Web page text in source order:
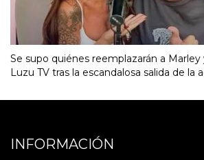
Se supo quiénes reemplazarán a Marley
Luzu TV tras la escandalosa salida de la
INFORMACIÓN